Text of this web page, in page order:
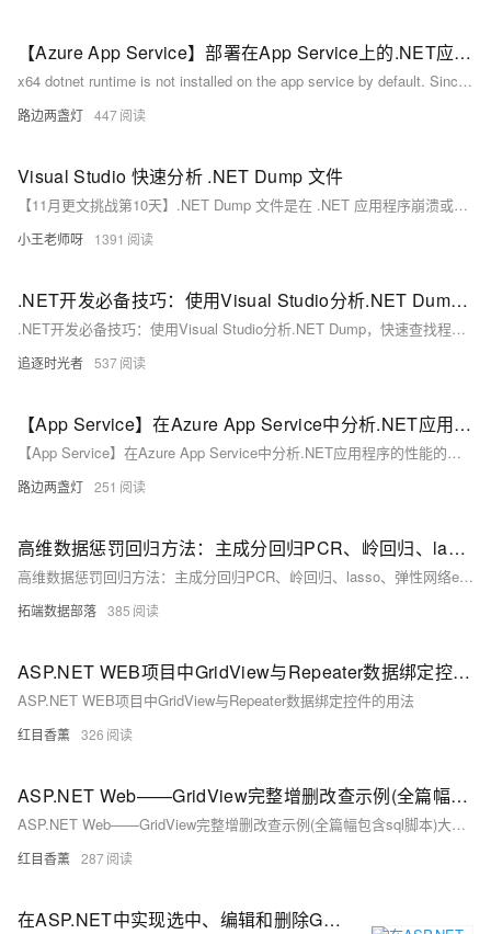
【Azure App Service】部署在App Service上的.NET应用内存消耗不能超过2GB的情况分析
x64 dotnet runtime is not installed on the app service by default. Since we had the app service running in x64, it was proxying the request to a 32 bit dotnet process which was throwing an OutOfMemoryException with requests >100MB. It worked on the IaaS servers because we had the x64 runtime install
路边两盏灯 447
Visual Studio 快速分析 .NET Dump 文件
【11月更文挑战第10天】.NET Dump 文件是在 .NET 应用程序崩溃或出现问题时生成的，记录了应用程序的状态，包括内存对象、线程栈和模块信息。通过分析这些文件，开发人员可以定位和解决内存泄漏、死锁等问题。在 Visual Studio 中，可以通过调试工具、内存分析工具和符号加载等功能来详细分析 Dump 文件。此外，还可以使用第三方工具如 WinDbg 进行更深入的分析。
小王老师呀 1391
.NET开发必备技巧：使用Visual Studio分析.NET Dump，快速查找程序内存泄漏问题！
.NET开发必备技巧：使用Visual Studio分析.NET Dump，快速查找程序内存泄漏问题！
追逐时光者 537
【App Service】在Azure App Service中分析.NET应用程序的性能的好帮手(Review Stack Traces)
【App Service】在Azure App Service中分析.NET应用程序的性能的好帮手(Review Stack Traces)
路边两盏灯 251
高维数据惩罚回归方法：主成分回归PCR、岭回归、lasso、弹性网络elastic net分析基因数据
高维数据惩罚回归方法：主成分回归PCR、岭回归、lasso、弹性网络elastic net分析基因数据
拓端数据部落 385
ASP.NET WEB项目中GridView与Repeater数据绑定控件的用法
ASP.NET WEB项目中GridView与Repeater数据绑定控件的用法
红目香薰 326
ASP.NET Web——GridView完整增删改查示例(全篇幅包含sql脚本)大二结业考试必备技能
ASP.NET Web——GridView完整增删改查示例(全篇幅包含sql脚本)大二结业考试必备技能
红目香薰 287
在ASP.NET中实现选中、编辑和删除GridView数据项